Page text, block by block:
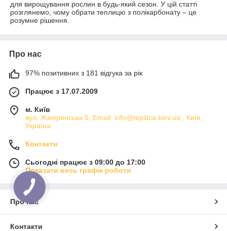
для вирощування рослин в будь-який сезон. У цій статті
розглянемо, чому обрати теплицю з полікарбонату – це
розумне рішення.
Про нас
97% позитивних з 181 відгука за рік
Працює з 17.07.2009
м. Київ
вул. Жмеринська 5, Email: info@teplitca.kiev.ua , Київ,
Україна
Контакти
Сьогодні працює з 09:00 до 17:00
Показати весь графік роботи
Про нас
Контакти